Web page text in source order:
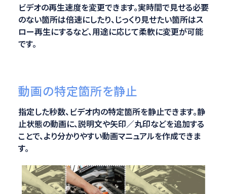
ビデオの再生速度を変更できます。実時間で見せる必要
のない箇所は倍速にしたり、じっくり見せたい箇所はス
ロー再生にするなど、用途に応じて柔軟に変更が可能
です。
動画の特定箇所を静止
指定した秒数、ビデオ内の特定箇所を静止できます。静
止状態の動画に、説明文や矢印／丸印などを追加する
ことで、より分かりやすい動画マニュアルを作成できま
す。